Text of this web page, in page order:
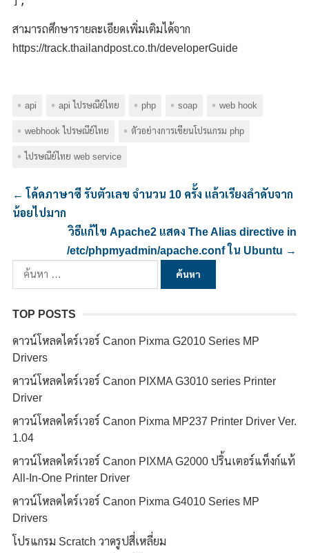
สามารถศึกษารายละเอียดเพิ่มเติมได้จาก
https://track.thailandpost.co.th/developerGuide
api api ไปรษณีย์ไทย php soap web hook
webhook ไปรษณีย์ไทย ตัวอย่างการเขียนโปรแกรม php
ไปรษณีย์ไทย web service
← โค้ดภาษาซี รับตัวเลข จำนวน 10 ครั้ง แล้วเรียงลำดับจาก
น้อยไปมาก
วิธีแก้ไข Apache2 แสดง The Alias directive in
/etc/phpmyadmin/apache.conf ใน Ubuntu →
ค้นหา
สำหรับ:
TOP POSTS
ดาวน์โหลดไดร์เวอร์ Canon Pixma G2010 Series MP
Drivers
ดาวน์โหลดไดร์เวอร์ Canon PIXMA G3010 series Printer
Driver
ดาวน์โหลดไดร์เวอร์ Canon Pixma MP237 Printer Driver Ver.
1.04
ดาวน์โหลดไดร์เวอร์ Canon PIXMA G2000 ปริ้นเตอร์แท็งก์แท้
All-In-One Printer Driver
ดาวน์โหลดไดร์เวอร์ Canon Pixma G4010 Series MP
Drivers
โปรแกรม Scratch วาดรูปสี่เหลี่ยม